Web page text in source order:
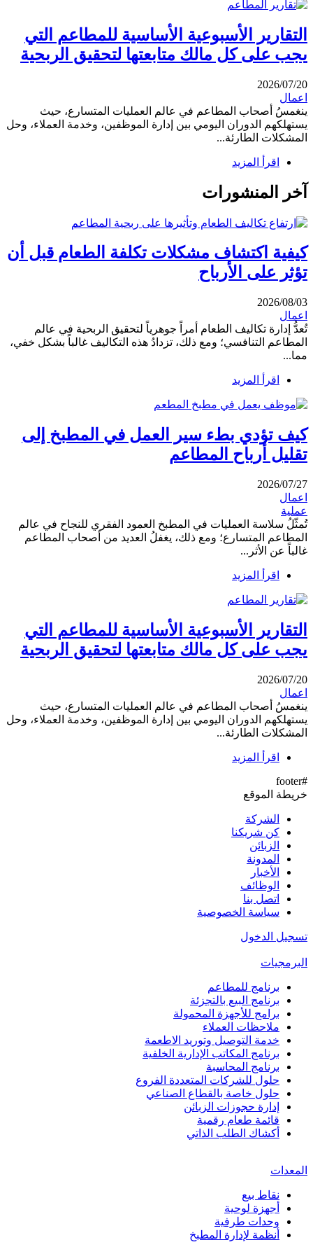
التقارير الأسبوعية الأساسية للمطاعم التي
يجب على كل مالك متابعتها لتحقيق الربحية
2026/07/20
اعمال
ينغمسُ أصحاب المطاعم في عالم العمليات المتسارع، حيث
يستهلكهم الدوران اليومي بين إدارة الموظفين، وخدمة العملاء، وحل
المشكلات الطارئة...
اقرأ المزيد
آخر المنشورات
كيفية اكتشاف مشكلات تكلفة الطعام قبل أن
تؤثر على الأرباح
2026/08/03
اعمال
تُعدُّ إدارة تكاليف الطعام أمراً جوهرياً لتحقيق الربحية في عالم
المطاعم التنافسي؛ ومع ذلك، تزدادُ هذه التكاليف غالباً بشكل خفي،
مما...
اقرأ المزيد
كيف تؤدي بطء سير العمل في المطبخ إلى
تقليل أرباح المطاعم
2026/07/27
اعمال
عملية
تُمثّلُ سلاسة العمليات في المطبخ العمود الفقري للنجاح في عالم
المطاعم المتسارع؛ ومع ذلك، يغفلُ العديد من أصحاب المطاعم
غالباً عن الأثر...
اقرأ المزيد
التقارير الأسبوعية الأساسية للمطاعم التي
يجب على كل مالك متابعتها لتحقيق الربحية
2026/07/20
اعمال
ينغمسُ أصحاب المطاعم في عالم العمليات المتسارع، حيث
يستهلكهم الدوران اليومي بين إدارة الموظفين، وخدمة العملاء، وحل
المشكلات الطارئة...
اقرأ المزيد
#footer
خريطة الموقع
الشركة
كن شريكنا
الزبائن
المدونة
الأخبار
الوظائف
اتصل بنا
سياسة الخصوصية
تسجيل الدخول
البرمجيات
برنامج للمطاعم
برنامج البيع بالتجزئة
برامج للأجهزة المحمولة
ملاحظات العملاء
خدمة التوصيل وتوريد الاطعمة
برنامج المكاتب الإدارية الخلفية
برنامج المحاسبة
حلول للشركات المتعددة الفروع
حلول خاصة بالقطاع الصناعي
إدارة حجوزات الزبائن
قائمة طعام رقمية
أكشاك الطلب الذاتي
المعدات
نقاط بيع
أجهزة لوحية
وحدات طرفية
أنظمة لإدارة المطبخ